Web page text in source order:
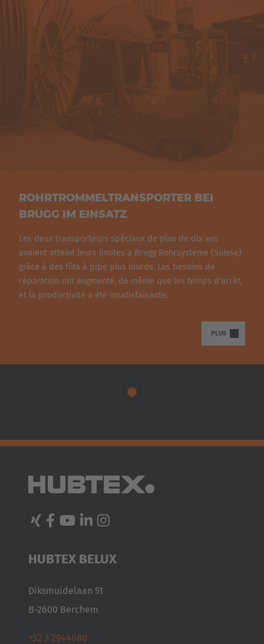
English Neutral
DU CHÂSSIS
Pour prendre la charge, le dispositif entoure complètement
la bobine, se fixe et la soulève grâce à la levée du châssis.
TRANSPORTEUR DE BOBINES HUBTEX
AVEC FOURREAUX RELEVABLES
Une fois que le véhicule a contourné la bobine, les
ROHRTROMMELTRANSPORTER BEI
BRUGG IM EINSATZ
Les deux transporteurs spéciaux de plus de dix ans
avaient atteint leurs limites à Brugg Rohrsysteme (Suisse)
grâce à des fûts à pipe plus lourds. Les besoins de
réparation ont augmenté, de même que les temps d'arrêt,
et la productivité a été insatisfaisante.
PLUS
HUBTEX BELUX
Diksmuidelaan 51
B-2600 Berchem
+32 3 2944080